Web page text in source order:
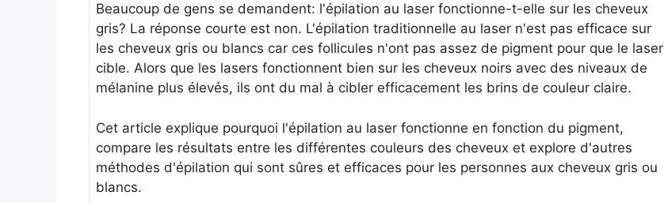
Beaucoup de gens se demandent: l'épilation au laser fonctionne-t-elle sur les cheveux
gris? La réponse courte est non. L'épilation traditionnelle au laser n'est pas efficace sur
les cheveux gris ou blancs car ces follicules n'ont pas assez de pigment pour que le laser
cible. Alors que les lasers fonctionnent bien sur les cheveux noirs avec des niveaux de
mélanine plus élevés, ils ont du mal à cibler efficacement les brins de couleur claire.
Cet article explique pourquoi l'épilation au laser fonctionne en fonction du pigment,
compare les résultats entre les différentes couleurs des cheveux et explore d'autres
méthodes d'épilation qui sont sûres et efficaces pour les personnes aux cheveux gris ou
blancs.